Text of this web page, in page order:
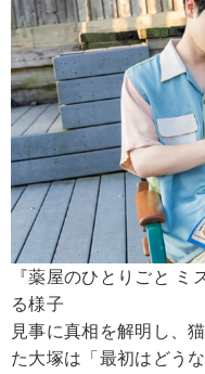
『薬屋のひとりごと ミ
る様子
見事に真相を解明し、
た大塚は「最初はどう